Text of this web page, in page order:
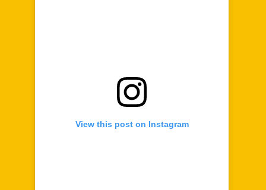
View this post on Instagram